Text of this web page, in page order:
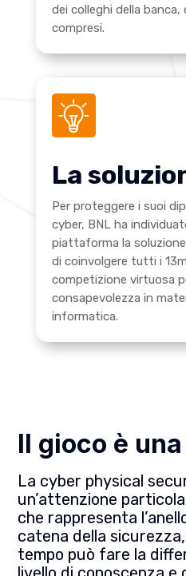
dei colleghi della
compresi.
La
Per proteggere i suoi
cyber, BNL ha
piattaforma la
di coinvolgere tutti i
competizione virtuosa
consapevolezza in
informatica.
Il gioco è
La cyber physical
un’attenzione
che rappresenta
catena della
tempo può fare la